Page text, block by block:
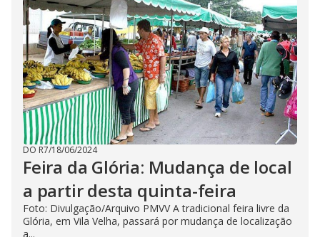
DO R7/18/06/2024
Feira da Glória: Mudança de local
a partir desta quinta-feira
Foto: Divulgação/Arquivo PMVV A tradicional feira livre da
Glória, em Vila Velha, passará por mudança de localização
a...